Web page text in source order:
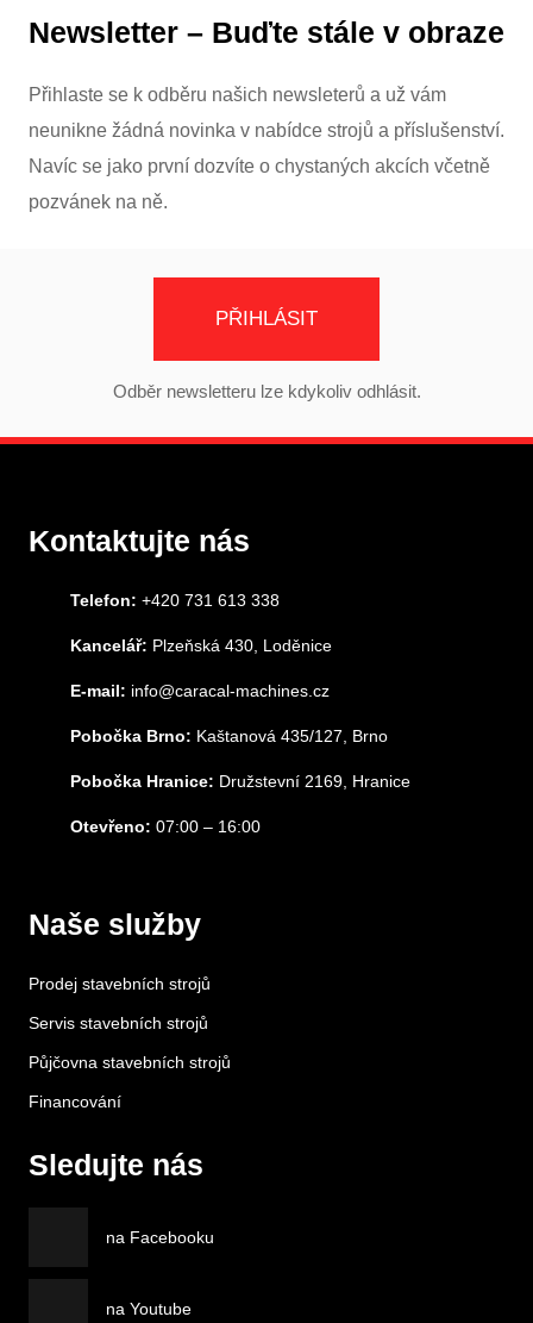
Newsletter – Buďte stále v obraze
Přihlaste se k odběru našich newsleterů a už vám
neunikne žádná novinka v nabídce strojů a příslušenství.
Navíc se jako první dozvíte o chystaných akcích včetně
pozvánek na ně.
PŘIHLÁSIT
Odběr newsletteru lze kdykoliv odhlásit.
Kontaktujte nás
Telefon: +420 731 613 338
Kancelář: Plzeňská 430, Loděnice
E-mail: info@caracal-machines.cz
Pobočka Brno: Kaštanová 435/127, Brno
Pobočka Hranice: Družstevní 2169, Hranice
Otevřeno: 07:00 – 16:00
Naše služby
Prodej stavebních strojů
Servis stavebních strojů
Půjčovna stavebních strojů
Financování
Sledujte nás
na Facebooku
na Youtube